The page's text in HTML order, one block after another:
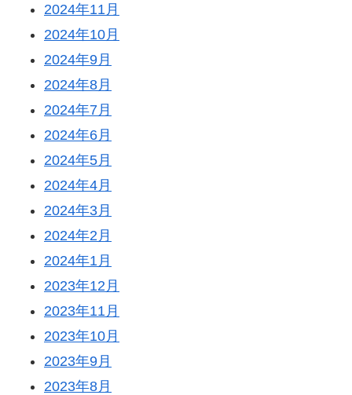
2024年11月
2024年10月
2024年9月
2024年8月
2024年7月
2024年6月
2024年5月
2024年4月
2024年3月
2024年2月
2024年1月
2023年12月
2023年11月
2023年10月
2023年9月
2023年8月